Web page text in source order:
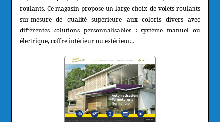
roulants. Ce magasin propose un large choix de volets roulants
sur-mesure de qualité supérieure aux coloris divers avec
différentes solutions personnalisables : système manuel ou
électrique, coffre intérieur ou extérieur...